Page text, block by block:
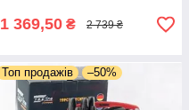
1 369,50 ₴ 2 739 ₴
Топ продажів –50%